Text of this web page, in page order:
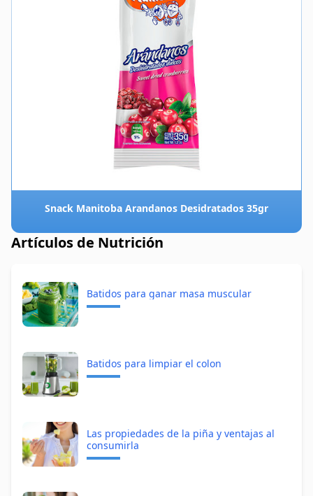
Snack Manitoba Arandanos Desidratados 35gr
Artículos de Nutrición
Batidos para ganar masa muscular
Batidos para limpiar el colon
Las propiedades de la piña y ventajas al
consumirla